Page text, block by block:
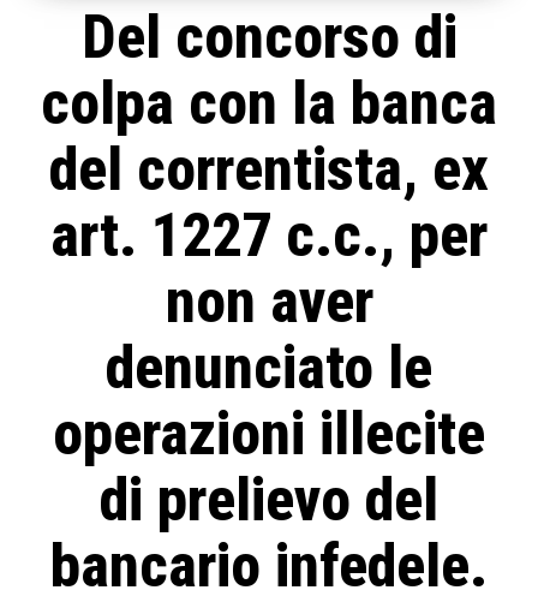
Del concorso di
colpa con la banca
del correntista, ex
art. 1227 c.c., per
non aver
denunciato le
operazioni illecite
di prelievo del
bancario infedele.